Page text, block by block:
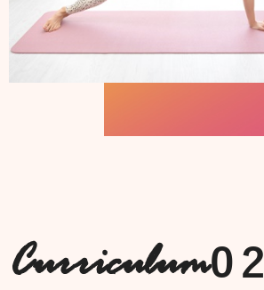
Curriculum02